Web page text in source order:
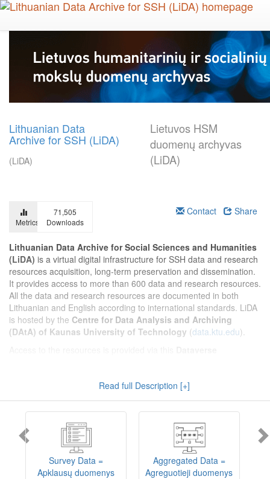
Skip
main
Lithuanian Data
Archive for SSH (LiDA)
(LiDA)
Lietuvos HSM
duomenų archyvas
(LiDA)
Metrics
71,505
Downloads
Contact Share
Lithuanian Data Archive for Social Sciences and Humanities
(LiDA) is a virtual digital infrastructure for SSH data and research
resources acquisition, long-term preservation and dissemination.
It provides access to more than 600 data and research resources.
All the data and research resources are documented in both
Lithuanian and English according to international standards. LiDA
is hosted by the Centre for Data Analysis and Archiving
(DAtA) of Kaunas University of Technology (data.ktu.edu).
implemented). LiDA curates different types of resources and they
are published into catalogues according to the type:Survey Data,
Interview Data,Aggregated Data
(including Historical Statistics),
, andEncoded Data
(including News Media Studies).
Also, LiDA holds collections of data produced in large national
projets (
Large Project Data
) as well as social sciences and
humanities data deposited by Lithuanian science and higher
education institutions and Lithuanian governmental institutions
Read full Description [+]
Survey Data =
Apklausų duomenys
Aggregated Data =
Agreguotieji duomenys